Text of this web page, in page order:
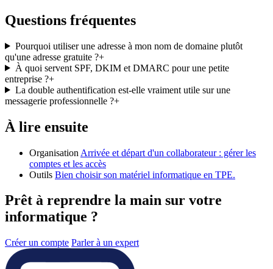
Questions fréquentes
Pourquoi utiliser une adresse à mon nom de domaine plutôt
qu'une adresse gratuite ?+
À quoi servent SPF, DKIM et DMARC pour une petite
entreprise ?+
La double authentification est-elle vraiment utile sur une
messagerie professionnelle ?+
À lire ensuite
Organisation Arrivée et départ d'un collaborateur : gérer les
comptes et les accès
Outils Bien choisir son matériel informatique en TPE.
Prêt à reprendre la main sur votre
informatique ?
Créer un compte Parler à un expert